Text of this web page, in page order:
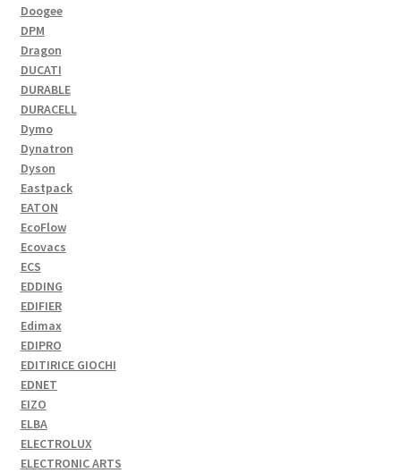
Doogee
DPM
Dragon
DUCATI
DURABLE
DURACELL
Dymo
Dynatron
Dyson
Eastpack
EATON
EcoFlow
Ecovacs
ECS
EDDING
EDIFIER
Edimax
EDIPRO
EDITIRICE GIOCHI
EDNET
EIZO
ELBA
ELECTROLUX
ELECTRONIC ARTS